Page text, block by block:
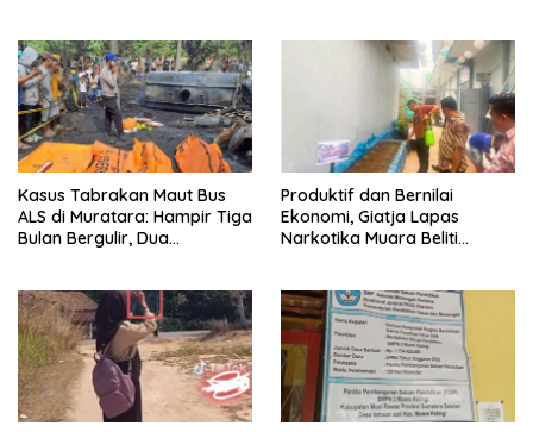
Kasus Tabrakan Maut Bus
ALS di Muratara: Hampir Tiga
Bulan Bergulir, Dua
Produktif dan Bernilai
Ekonomi, Giatja Lapas
Narkotika Muara Beliti